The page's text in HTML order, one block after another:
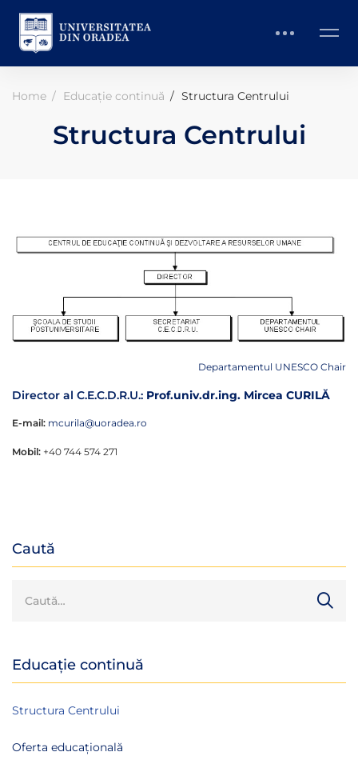
Home Educație continuă Structura Centrului
Structura Centrului
Caută
Educație continuă
Structura Centrului
Oferta educațională
Departamentul UNESCO Chair
Director al C.E.C.D.R.U.: Prof.univ.dr.ing. Mircea CURILĂ
E-mail: mcurila@uoradea.ro
Mobil: +40 744 574 271